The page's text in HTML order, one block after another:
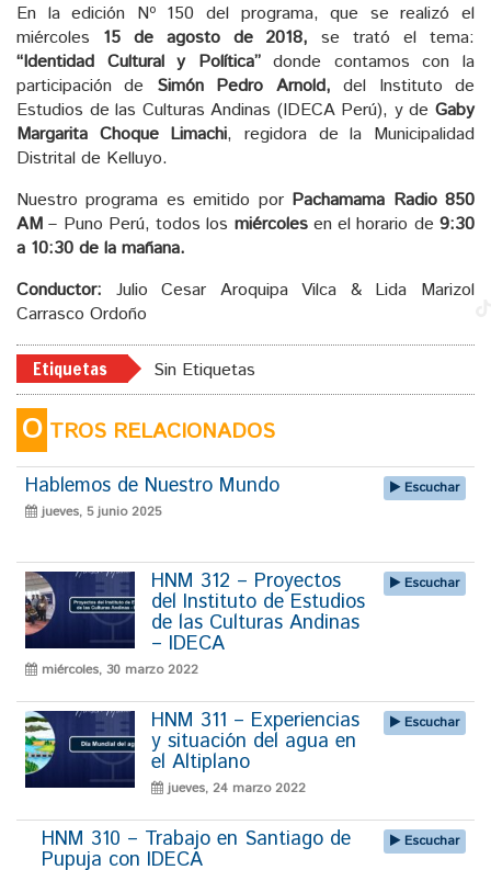
En la edición Nº 150 del programa, que se realizó el
miércoles 15 de agosto de 2018, se trató el tema:
“Identidad Cultural y Política”donde contamos con la
participación de Simón Pedro Arnold,del Instituto de
Estudios de las Culturas Andinas (IDECA Perú), y de Gaby
Margarita Choque Limachi, regidora de la Municipalidad
Distrital de Kelluyo.
Nuestro programa es emitido por Pachamama Radio 850
AM – Puno Perú, todos los miércoles en el horario de9:30
a 10:30 de la mañana.
Conductor: Julio Cesar Aroquipa Vilca & Lida Marizol
Carrasco Ordoño
Etiquetas Sin Etiquetas
O TROS RELACIONADOS
Hablemos de Nuestro Mundo
jueves, 5 junio 2025
Escuchar
HNM 312 – Proyectos
del Instituto de Estudios
de las Culturas Andinas
– IDECA
miércoles, 30 marzo 2022
Escuchar
HNM 311 – Experiencias
y situación del agua en
el Altiplano
jueves, 24 marzo 2022
Escuchar
HNM 310 – Trabajo en Santiago de
Pupuja con IDECA
Escuchar